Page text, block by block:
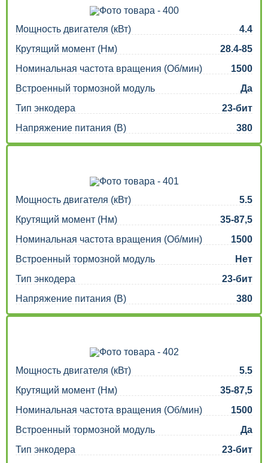
Мощность двигателя (кВт)
4.4
Крутящий момент (Нм)
28.4-85
Номинальная частота вращения (Об/мин)
1500
Встроенный тормозной модуль
Да
Тип энкодера
23-бит
Напряжение питания (В)
380
Мощность двигателя (кВт)
5.5
Крутящий момент (Нм)
35-87,5
Номинальная частота вращения (Об/мин)
1500
Встроенный тормозной модуль
Нет
Тип энкодера
23-бит
Напряжение питания (В)
380
Мощность двигателя (кВт)
5.5
Крутящий момент (Нм)
35-87,5
Номинальная частота вращения (Об/мин)
1500
Встроенный тормозной модуль
Да
Тип энкодера
23-бит